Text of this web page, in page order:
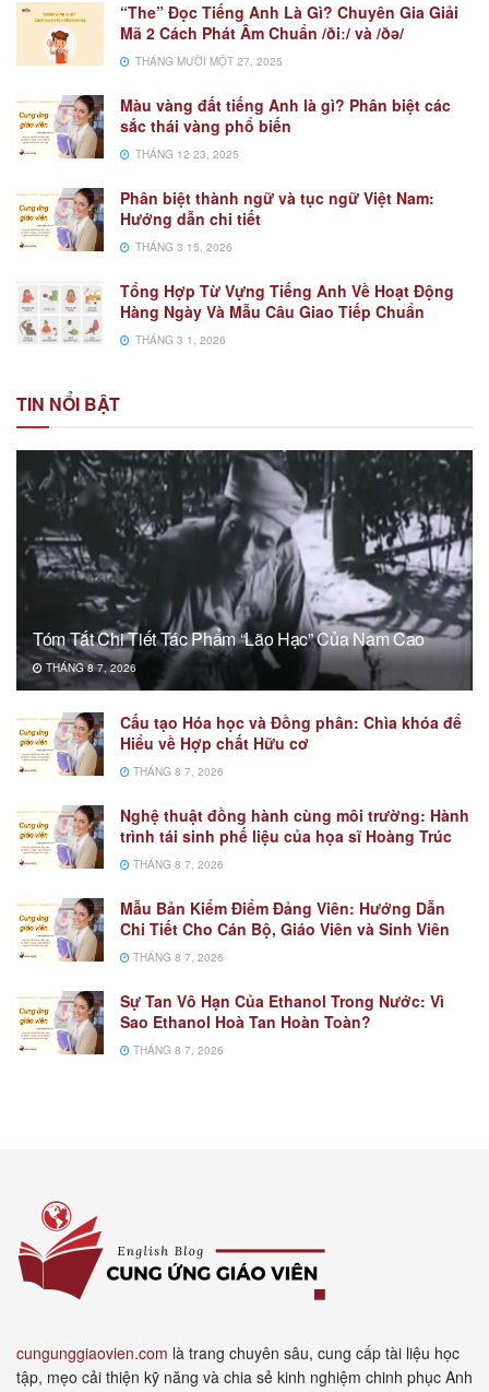
“The” Đọc Tiếng Anh Là Gì? Chuyên Gia Giải
Mã 2 Cách Phát Âm Chuẩn /ðiː/ và /ðə/
THÁNG MƯỜI MỘT 27, 2025
Màu vàng đất tiếng Anh là gì? Phân biệt các
sắc thái vàng phổ biến
THÁNG 12 23, 2025
Phân biệt thành ngữ và tục ngữ Việt Nam:
Hướng dẫn chi tiết
THÁNG 3 15, 2026
Tổng Hợp Từ Vựng Tiếng Anh Về Hoạt Động
Hàng Ngày Và Mẫu Câu Giao Tiếp Chuẩn
THÁNG 3 1, 2026
TIN NỔI BẬT
Tóm Tắt Chi Tiết Tác Phẩm “Lão Hạc” Của Nam Cao
THÁNG 8 7, 2026
Cấu tạo Hóa học và Đồng phân: Chìa khóa để
Hiểu về Hợp chất Hữu cơ
THÁNG 8 7, 2026
Nghệ thuật đồng hành cùng môi trường: Hành
trình tái sinh phế liệu của họa sĩ Hoàng Trúc
THÁNG 8 7, 2026
Mẫu Bản Kiểm Điểm Đảng Viên: Hướng Dẫn
Chi Tiết Cho Cán Bộ, Giáo Viên và Sinh Viên
THÁNG 8 7, 2026
Sự Tan Vô Hạn Của Ethanol Trong Nước: Vì
Sao Ethanol Hoà Tan Hoàn Toàn?
THÁNG 8 7, 2026
cungunggiaovien.com là trang chuyên sâu, cung cấp tài liệu học
tập, mẹo cải thiện kỹ năng và chia sẻ kinh nghiệm chinh phục Anh